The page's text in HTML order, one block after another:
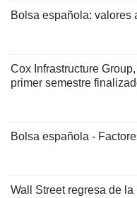
Bolsa española: valores
Cox Infrastructure
primer semestre
Bolsa española -
Wall Street regresa de